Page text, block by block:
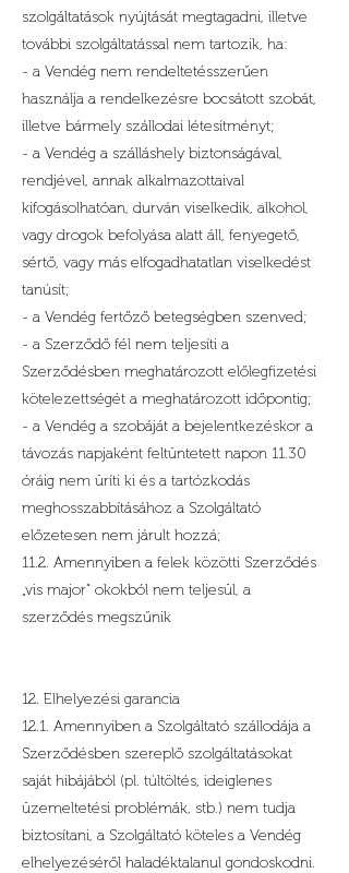
szolgáltatások nyújtását megtagadni, illetve
további szolgáltatással nem tartozik, ha:
- a Vendég nem rendeltetésszerűen
használja a rendelkezésre bocsátott szobát,
illetve bármely szállodai létesítményt;
- a Vendég a szálláshely biztonságával,
rendjével, annak alkalmazottaival
kifogásolhatóan, durván viselkedik, alkohol,
vagy drogok befolyása alatt áll, fenyegető,
sértő, vagy más elfogadhatatlan viselkedést
tanúsít;
- a Vendég fertőző betegségben szenved;
- a Szerződő fél nem teljesíti a
Szerződésben meghatározott előlegfizetési
kötelezettségét a meghatározott időpontig;
- a Vendég a szobáját a bejelentkezéskor a
távozás napjaként feltüntetett napon 11.30
óráig nem üríti ki és a tartózkodás
meghosszabbításához a Szolgáltató
előzetesen nem járult hozzá;
11.2. Amennyiben a felek közötti Szerződés
„vis major” okokból nem teljesül, a
szerződés megszűnik
12. Elhelyezési garancia
12.1. Amennyiben a Szolgáltató szállodája a
Szerződésben szereplő szolgáltatásokat
saját hibájából (pl. túltöltés, ideiglenes
üzemeltetési problémák, stb.) nem tudja
biztosítani, a Szolgáltató köteles a Vendég
elhelyezéséről haladéktalanul gondoskodni.